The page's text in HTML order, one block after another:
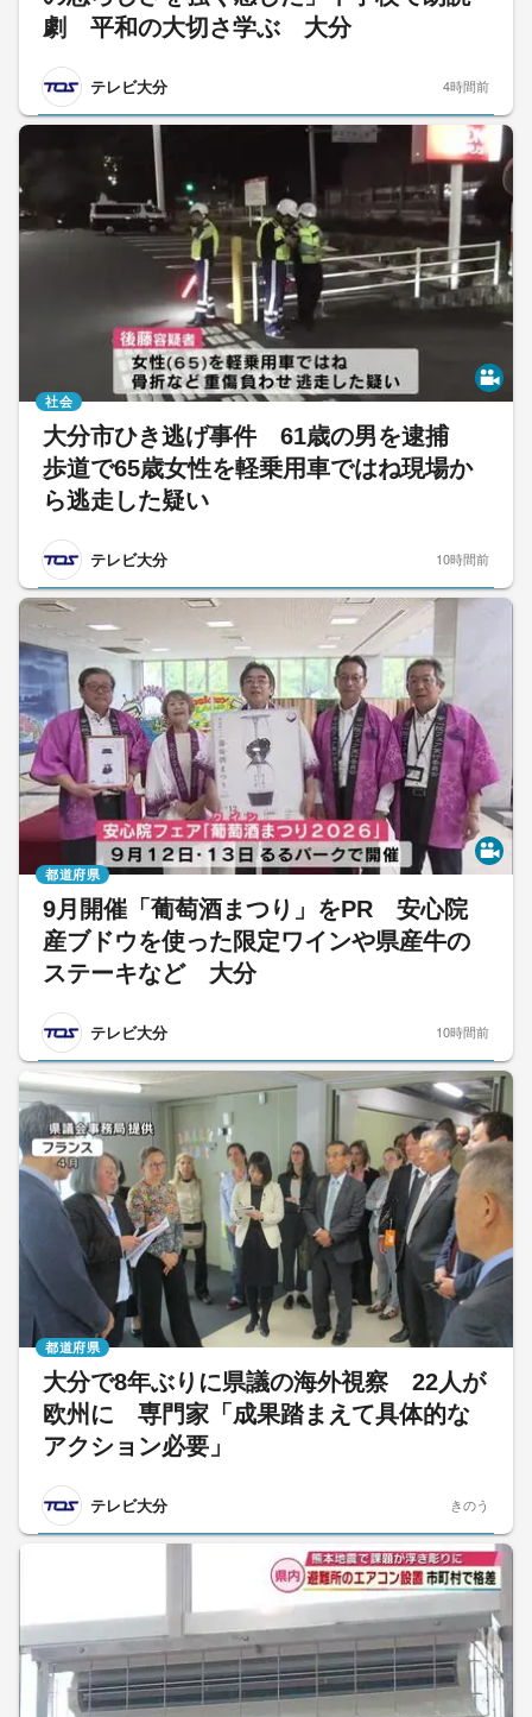
劇 平和の大切さ学ぶ 大分
テレビ大分 4時間前
大分市ひき逃げ事件 61歳の男を逮捕
歩道で65歳女性を軽乗用車ではね現場か
ら逃走した疑い
テレビ大分
社会
10時間前
9月開催「葡萄酒まつり」をPR 安心院
産ブドウを使った限定ワインや県産牛の
ステーキなど 大分
テレビ大分
都道府県
10時間前
大分で8年ぶりに県議の海外視察 22人が
欧州に 専門家「成果踏まえて具体的な
アクション必要」
テレビ大分
都道府県
きのう